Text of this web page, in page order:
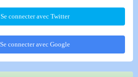
Se connecter avec Twitter
Se connecter avec Google